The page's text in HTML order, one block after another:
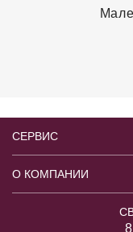
СЕРВИС
О КОМПАНИИ